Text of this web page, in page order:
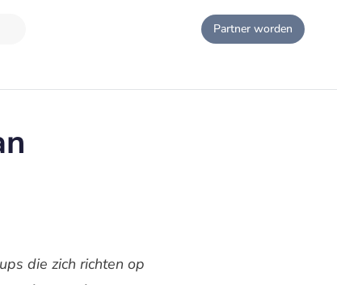
Partner worden
die zich richten op